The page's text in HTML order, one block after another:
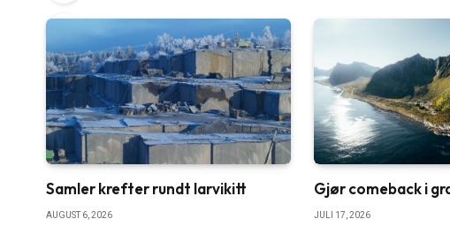
Samler krefter rundt larvikitt
AUGUST 6, 2026
Gjør comeback i
JULI 17, 2026